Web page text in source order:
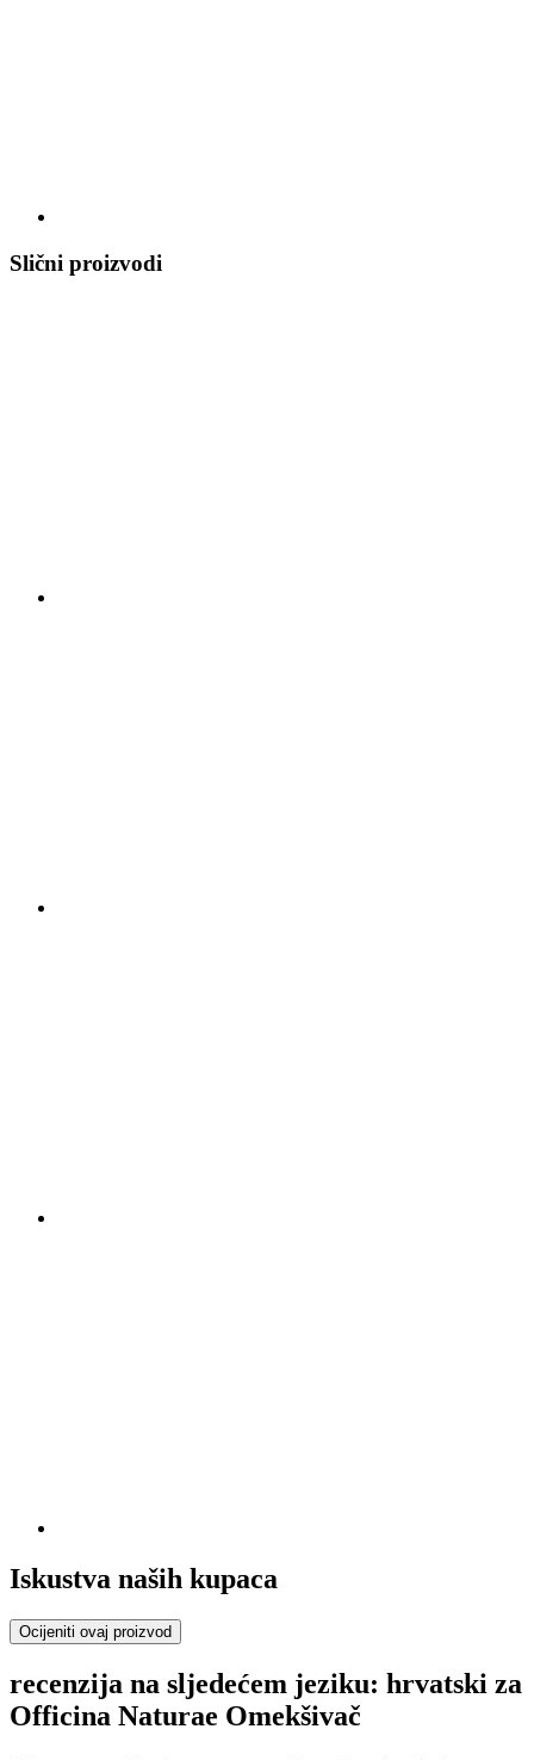
Slični proizvodi
Iskustva naših kupaca
Ocijeniti ovaj proizvod
recenzija na sljedećem jeziku: hrvatski za
Officina Naturae Omekšivač